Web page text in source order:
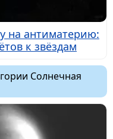
на антиматерию:
к звёздам
Солнечная